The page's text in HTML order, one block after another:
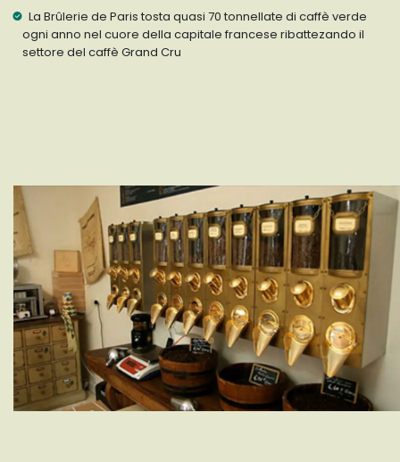
La Brûlerie de Paris tosta quasi 70 tonnellate di caffè verde
ogni anno nel cuore della capitale francese ribattezando il
settore del caffè Grand Cru